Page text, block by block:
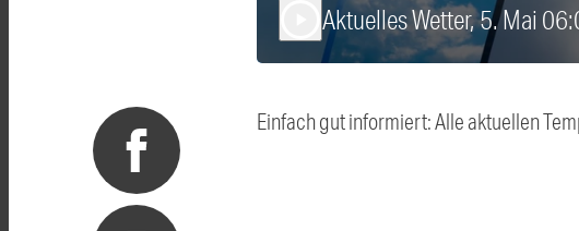
Aktuelles Wetter, 5. Mai
Einfach gut informiert: Alle aktuellen